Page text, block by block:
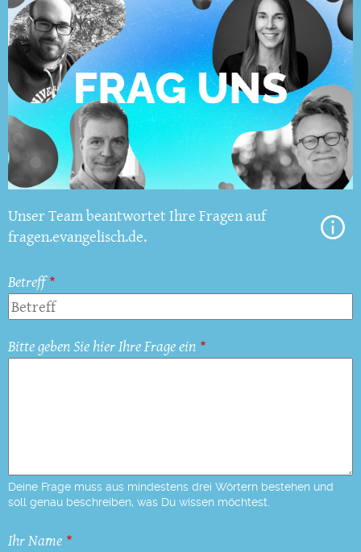
Unser Team beantwortet Ihre Fragen auf
fragen.evangelisch.de.
Betreff
Bitte geben Sie hier Ihre Frage ein
Deine Frage muss aus mindestens drei Wörtern bestehen und
soll genau beschreiben, was Du wissen möchtest.
Ihr Name